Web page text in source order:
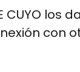
los
con